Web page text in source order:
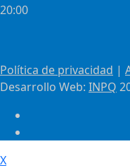
20:00
Política de privacidad |
Desarrollo Web: INPQ
X